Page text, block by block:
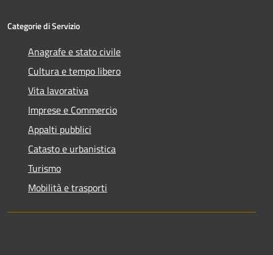
Categorie di Servizio
Anagrafe e stato civile
Cultura e tempo libero
Vita lavorativa
Imprese e Commercio
Appalti pubblici
Catasto e urbanistica
Turismo
Mobilità e trasporti